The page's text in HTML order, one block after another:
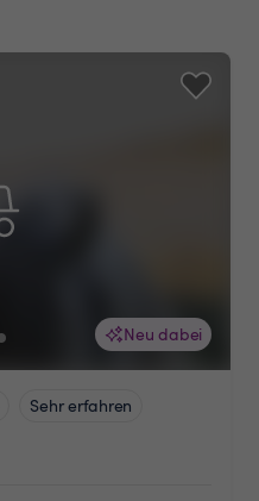
Neu dabei
Sehr erfahren